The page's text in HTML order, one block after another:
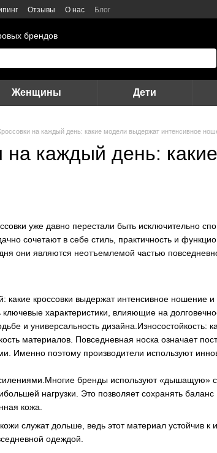
Отзывы О нас Блог
брендов
Женщины Дети
на каждый день: какие модели выдержат интенсивное
на каждый день:
уже давно перестали быть исключительно
сочетают в себе стиль, практичность и
они являются неотъемлемой частью
какие кроссовки выдержат интенсивное ношение
характеристики, влияющие на
и универсальность дизайна.Износостойкость:
материалов. Повседневная носка означает
Именно поэтому производители используют
бренды используют «дышащую»
нагрузки. Это позволяет сохранять
кожа.
служат дольше, ведь этот материал устойчив
одеждой.